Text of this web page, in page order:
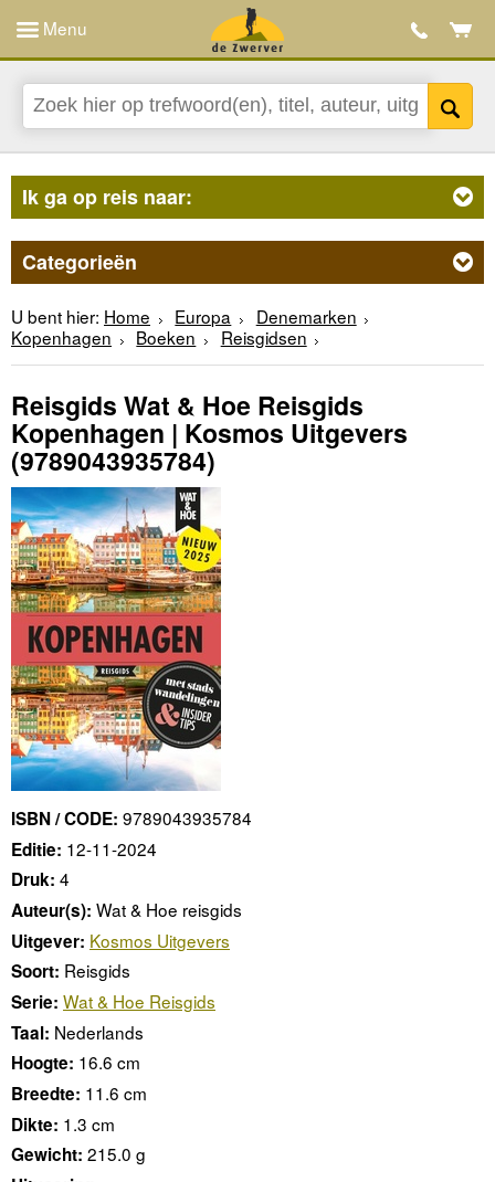
Menu
Ik ga op reis naar:
Categorieën
U bent hier: Home Europa
Denemarken
Kopenhagen
Boeken Reisgidsen
Reisgids Wat & Hoe Reisgids
Kopenhagen | Kosmos Uitgevers
(9789043935784)
ISBN / CODE: 9789043935784
Editie: 12-11-2024
Druk: 4
Auteur(s): Wat & Hoe reisgids
Uitgever: Kosmos Uitgevers
Soort: Reisgids
Serie: Wat & Hoe Reisgids
Taal: Nederlands
Hoogte: 16.6 cm
Breedte: 11.6 cm
Dikte: 1.3 cm
Gewicht: 215.0 g